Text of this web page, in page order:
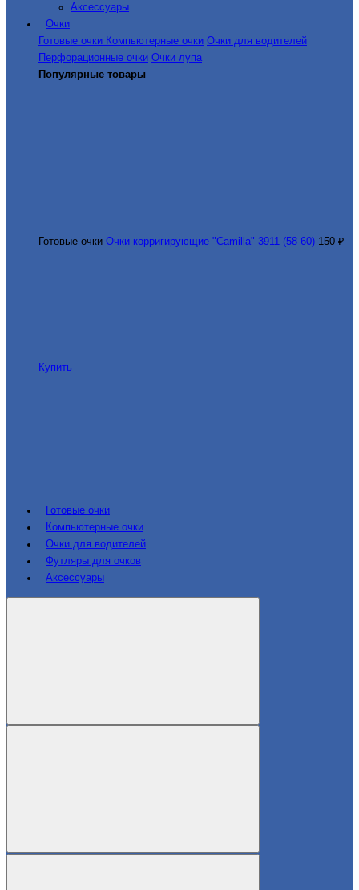
Аксессуары
Очки
Готовые очки Компьютерные очки Очки для водителей
Перфорационные очки Очки лупа
Популярные товары
Готовые очки Очки корригирующие "Camilla" 3911 (58-60) 150 ₽
Купить
Готовые очки
Компьютерные очки
Очки для водителей
Футляры для очков
Аксессуары